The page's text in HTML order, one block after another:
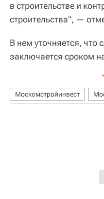
в строительстве и
строительства", —
В нем уточняется, что
заключается сроком
Москомстройинвест